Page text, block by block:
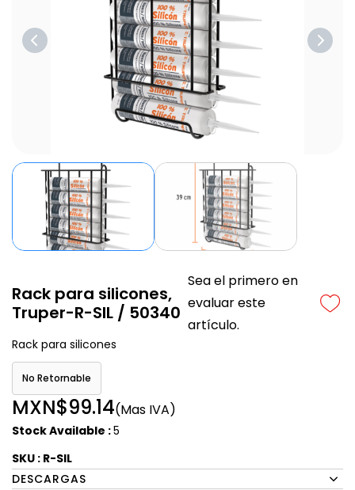
Rack para silicones,
Truper-R-SIL / 50340
Sea el primero en
evaluar este
artículo.
Rack para silicones
No Retornable
MXN$99.14(Mas IVA)
Stock Available :5
SKU : R-SIL
DESCARGAS